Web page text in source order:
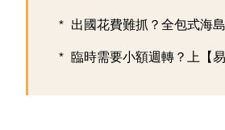
出國花費難抓？全包式海
臨時需要小額週轉？上【